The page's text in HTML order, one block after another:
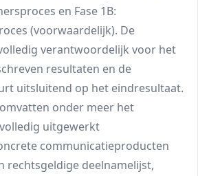
en Fase 1B:
(voorwaardelijk). De
verantwoordelijk voor het
resultaten en de
uitsluitend op het eindresultaat.
onder meer het
uitgewerkt
communicatieproducten
rechtsgeldige deelnamelijst,